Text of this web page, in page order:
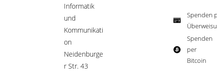
Informatik
und
Kommunikati
on
Neidenburge
r Str. 43
Spenden
Spenden
per
Bitcoin​